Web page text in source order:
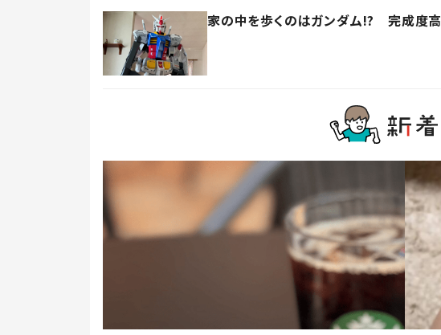
家の中を歩くのはガンダム!? 完成度